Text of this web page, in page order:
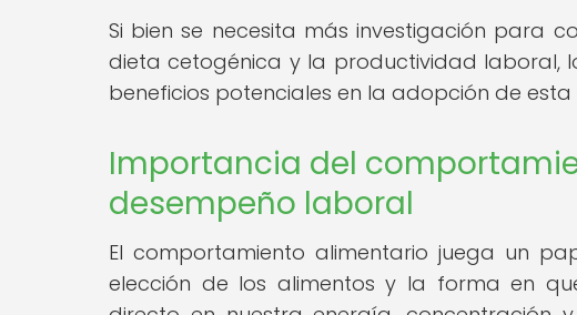
Si bien se necesita más investigación para
dieta cetogénica y la productividad laboral,
beneficios potenciales en la adopción de
Importancia del
desempeño laboral
El comportamiento alimentario juega un
elección de los alimentos y la forma en